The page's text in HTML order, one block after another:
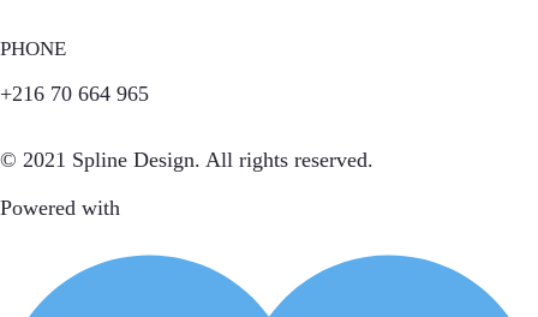
PHONE
+216 70 664 965
© 2021 Spline Design. All rights reserved.
Powered with